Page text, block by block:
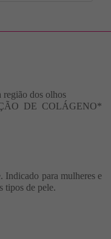
região dos olhos
DE COLÁGENO*
Indicado para mulheres e
tipos de pele.